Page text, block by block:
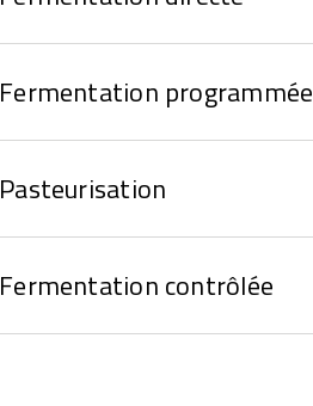
Fermentation programmée
Pasteurisation
Fermentation contrôlée